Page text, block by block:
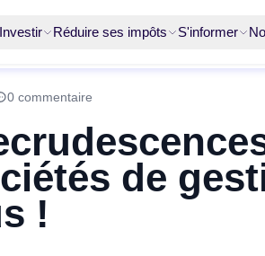
Investir Réduire ses impôts S'informer
0 commentaire
de
!